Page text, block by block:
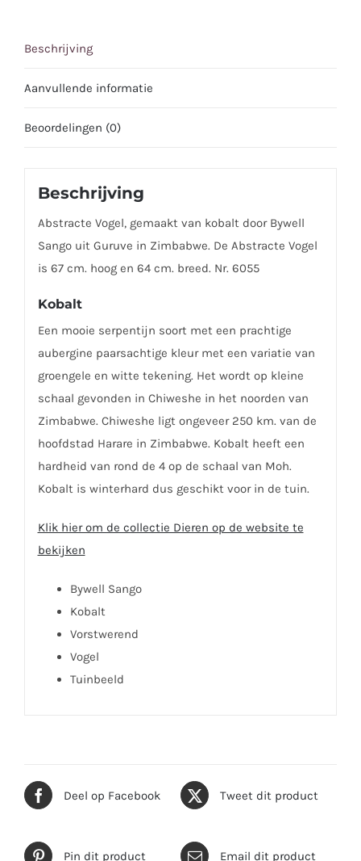
Beschrijving
Aanvullende informatie
Beoordelingen (0)
Beschrijving
Abstracte Vogel, gemaakt van kobalt door Bywell
Sango uit Guruve in Zimbabwe. De Abstracte Vogel
is 67 cm. hoog en 64 cm. breed. Nr. 6055
Kobalt
Een mooie serpentijn soort met een prachtige
aubergine paarsachtige kleur met een variatie van
groengele en witte tekening. Het wordt op kleine
schaal gevonden in Chiweshe in het noorden van
Zimbabwe. Chiweshe ligt ongeveer 250 km. van de
hoofdstad Harare in Zimbabwe. Kobalt heeft een
hardheid van rond de 4 op de schaal van Moh.
Kobalt is winterhard dus geschikt voor in de tuin.
Klik hier om de collectie Dieren op de website te
bekijken
Bywell Sango
Kobalt
Vorstwerend
Vogel
Tuinbeeld
Deel op Facebook Tweet dit product
Pin dit product Email dit product